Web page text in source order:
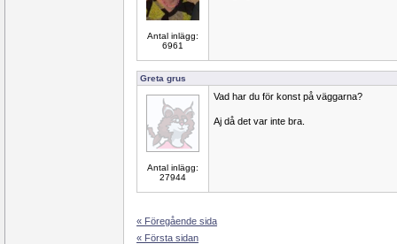
Antal inlägg:
6961
Greta grus
Antal inlägg:
27944
Vad har du för konst på väggarna?
Aj då det var inte bra.
« Föregående sida
« Första sidan